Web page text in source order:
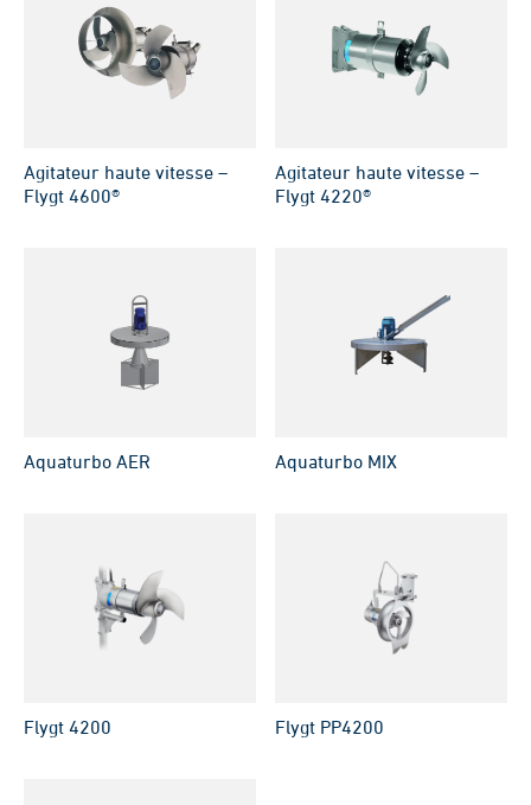
Agitateur haute vitesse –
Flygt 4600®
Agitateur haute vitesse –
Flygt 4220®
Aquaturbo AER Aquaturbo MIX
Flygt 4200 Flygt PP4200